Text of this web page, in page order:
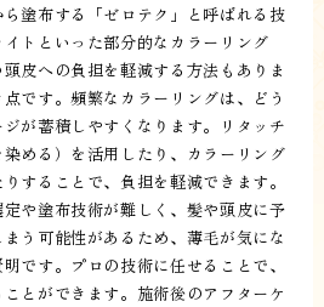
塗布する「ゼロテク」と呼ばれる技
トといった部分的なカラーリング
皮への負担を軽減する方法もありま
です。頻繁なカラーリングは、どう
が蓄積しやすくなります。リタッチ
染める）を活用したり、カラーリング
することで、負担を軽減できます。
や塗布技術が難しく、髪や頭皮に予
う可能性があるため、薄毛が気にな
です。プロの技術に任せることで、
とができます。施術後のアフターケ